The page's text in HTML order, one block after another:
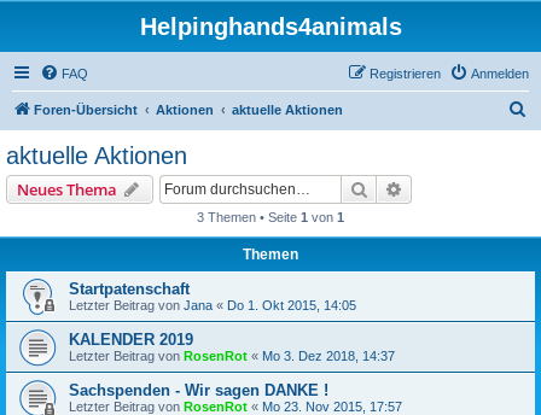
Helpinghands4animals
FAQ Anmelden
Registrieren
Foren-Übersicht Aktionen aktuelle Aktionen
aktuelle Aktionen
Neues Thema Suche
3 Themen • Seite 1 von 1
Themen
Startpatenschaft
Letzter Beitrag von Jana « Do 1. Okt 2015, 14:05
KALENDER 2019
Letzter Beitrag von RosenRot « Mo 3. Dez 2018, 14:37
Sachspenden - Wir sagen DANKE !
Letzter Beitrag von RosenRot « Mo 23. Nov 2015, 17:57